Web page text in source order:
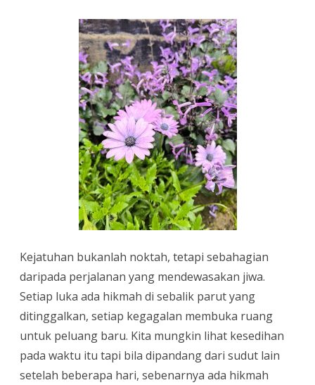
Kejatuhan bukanlah noktah, tetapi sebahagian
daripada perjalanan yang mendewasakan jiwa.
Setiap luka ada hikmah di sebalik parut yang
ditinggalkan, setiap kegagalan membuka ruang
untuk peluang baru. Kita mungkin lihat kesedihan
pada waktu itu tapi bila dipandang dari sudut lain
setelah beberapa hari, sebenarnya ada hikmah